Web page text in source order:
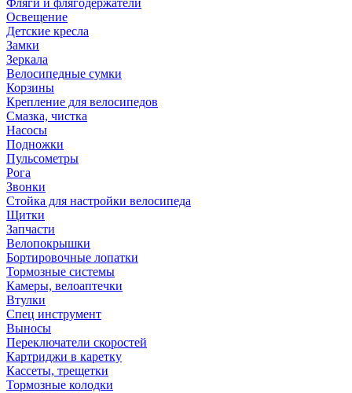
Фляги и флягодержатели
Освещение
Детские кресла
Замки
Зеркала
Велосипедные сумки
Корзины
Крепление для велосипедов
Смазка, чистка
Насосы
Подножки
Пульсометры
Рога
Звонки
Стойка для настройки велосипеда
Щитки
Запчасти
Велопокрышки
Бортировочные лопатки
Тормозные системы
Камеры, велоаптечки
Втулки
Спец инструмент
Выносы
Переключатели скоростей
Картриджи в каретку
Кассеты, трещетки
Тормозные колодки